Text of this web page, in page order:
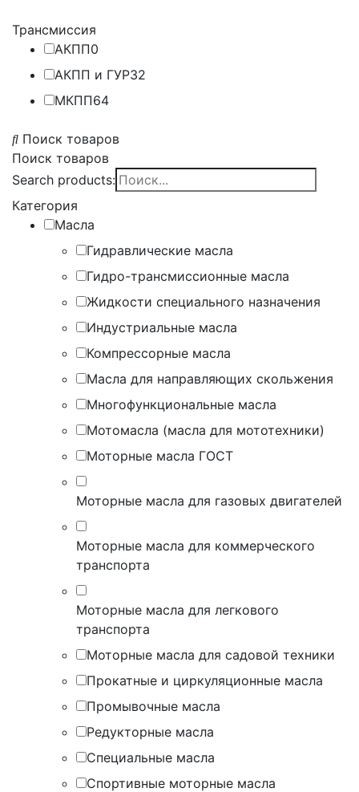
Трансмиссия
АКПП0
АКПП и ГУР32
МКПП64
Поиск товаров
Поиск товаров
Search products:
Категория
Масла
Гидравлические масла
Гидро-трансмиссионные масла
Жидкости специального назначения
Индустриальные масла
Компрессорные масла
Масла для направляющих скольжения
Многофункциональные масла
Мотомасла (масла для мототехники)
Моторные масла ГОСТ
Моторные масла для газовых двигателей
Моторные масла для коммерческого
транспорта
Моторные масла для легкового
транспорта
Моторные масла для садовой техники
Прокатные и циркуляционные масла
Промывочные масла
Редукторные масла
Специальные масла
Спортивные моторные масла